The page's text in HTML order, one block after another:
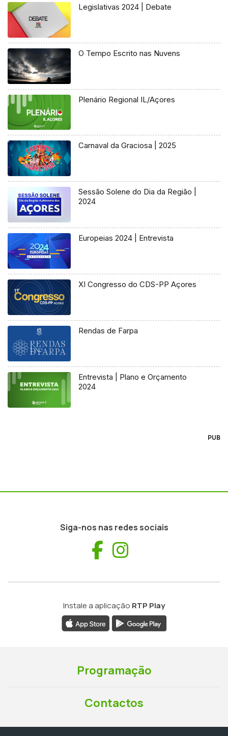
Legislativas 2024 | Debate
O Tempo Escrito nas Nuvens
Plenário Regional IL/Açores
Carnaval da Graciosa | 2025
Sessão Solene do Dia da Região |
2024
Europeias 2024 | Entrevista
XI Congresso do CDS-PP Açores
Rendas de Farpa
Entrevista | Plano e Orçamento
2024
PUB
Siga-nos nas redes sociais
Facebook
Instale a aplicação RTP Play
Programação
Contactos